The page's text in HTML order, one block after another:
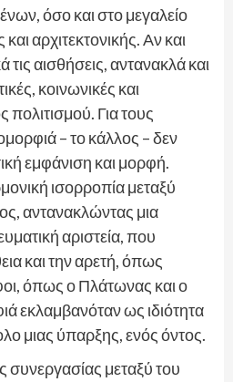
όσο και στο μεγαλείο
αρχιτεκτονικής. Αν και
τις αισθήσεις, αντανακλά και
κοινωνικές και
πολιτισμού. Για τους
– το κάλλος – δεν
εμφάνιση και μορφή.
ισορροπία μεταξύ
αντανακλώντας μια
αριστεία, που
και την αρετή, όπως
όπως ο Πλάτωνας και ο
εκλαμβανόταν ως ιδιότητα
μιας ύπαρξης, ενός όντος.
συνεργασίας μεταξύ του